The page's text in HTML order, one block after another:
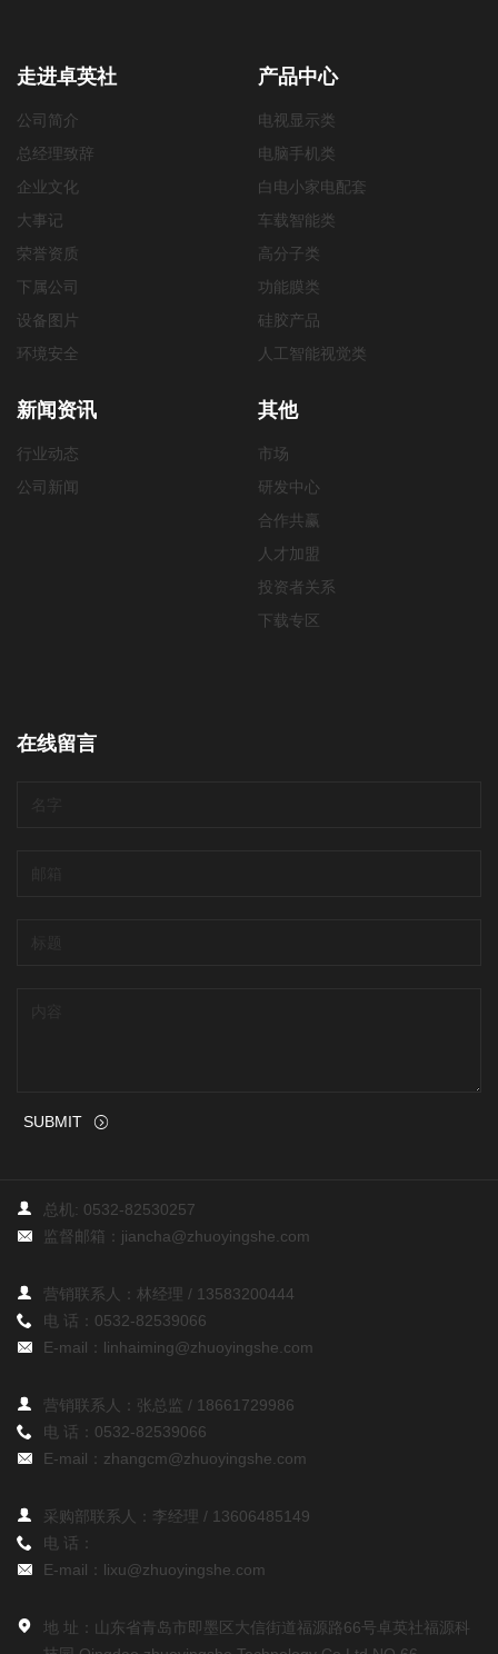
走进卓英社
公司简介
总经理致辞
企业文化
大事记
荣誉资质
下属公司
设备图片
环境安全
产品中心
电视显示类
电脑手机类
白电小家电配套
车载智能类
高分子类
功能膜类
硅胶产品
人工智能视觉类
新闻资讯
行业动态
公司新闻
其他
市场
研发中心
合作共赢
人才加盟
投资者关系
下载专区
在线留言
SUBMIT
总机: 0532-82530257
监督邮箱： jiancha@zhuoyingshe.com
营销联系人：林经理 / 13583200444
电 话： 0532-82539066
E-mail： linhaiming@zhuoyingshe.com
营销联系人：张总监 / 18661729986
电 话： 0532-82539066
E-mail： zhangcm@zhuoyingshe.com
采购部联系人：李经理 / 13606485149
电 话：
E-mail： lixu@zhuoyingshe.com
地 址：山东省青岛市即墨区大信街道福源路66号卓英社福源科